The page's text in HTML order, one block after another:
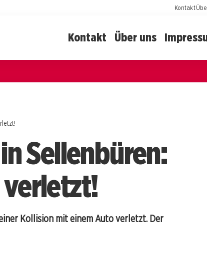
Kontakt
Kontakt Über uns
Sellenbüren:
Kollision mit einem Auto verletzt. Der